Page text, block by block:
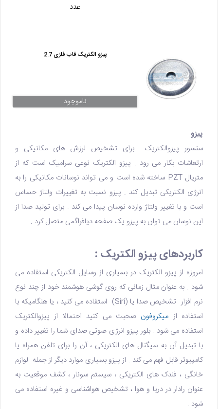
عدد
پیزو الکتریک قاب فلزی 2.7
ناموجود
پیزو
سنسور پیزوالکتریک برای تشخیص لرزش های مکانیکی و
ارتعاشات بکار می رود . پیزو الکتریک نوعی سرامیک است که از
متریال PZT ساخته شده است و می تواند نوسانات مکانیکی را به
انرژی الکتریکی تبدیل کند . پیزو نسبت به تغییرات ولتاژ حساس
است و با تغییر ولتاژ وارده نوسان پیدا می کند . برای تولید صدا از
این نوسان می توان به پیزو یک صفحه دیافراگمی متصل کرد .
کاربردهای پیزو الکتریک :
امروزه از پیزو الکتریک در بسیاری از وسایل الکتریکی استفاده می
شود . به عنوان مثال زمانی که روی گوشی هوشمند خود از چند نوع
نرم افزار تشخیص صدا یا (Siri) استفاده می کنید ، یا هنگامیکه با
استفاده از میکروفون صحبت می کنید احتمالا از پیزوالکتریک
استفاده می شود . بلور پیزو انرژی صوتی صدای شما را تغییر داده و
با تبدیل آن به سیگنال های الکتریکی ، آن را برای تلفن همراه یا
کامپیوتر قابل فهم می کند . از پیزو بسیاری موارد دیگر از جمله لوازم
خانگی ، فندک های الکتریکی ، سیستم سونار ، کشف موقعیت به
عنوان رادار در دریا و هوا ، تشخیص هواشناسی و غیره استفاده می
شود .